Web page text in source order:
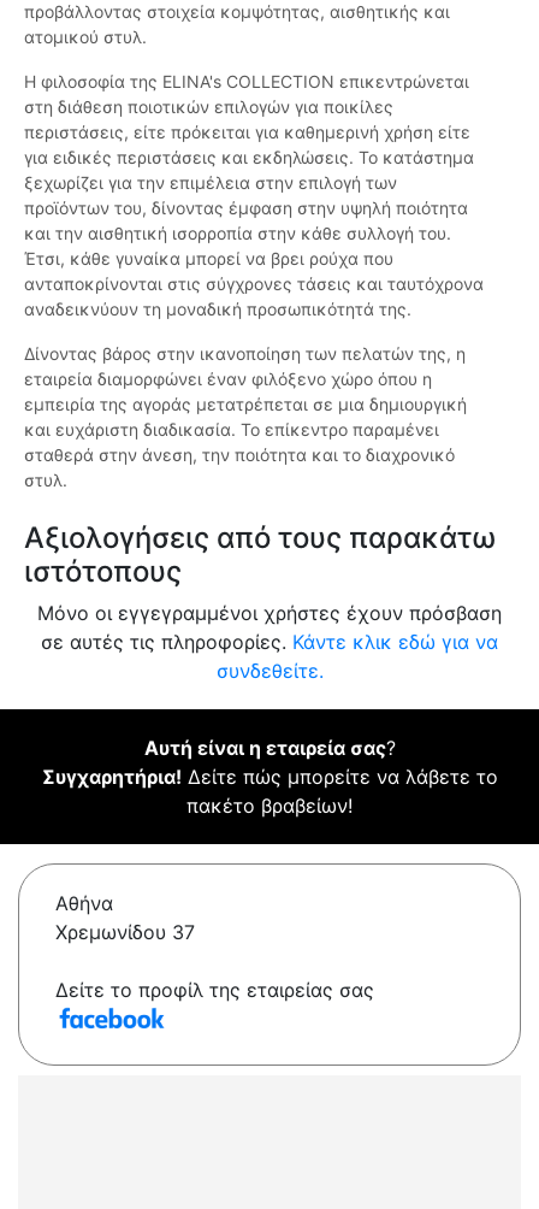
προβάλλοντας στοιχεία κομψότητας, αισθητικής και
ατομικού στυλ.
Η φιλοσοφία της ELINA's COLLECTION επικεντρώνεται
στη διάθεση ποιοτικών επιλογών για ποικίλες
περιστάσεις, είτε πρόκειται για καθημερινή χρήση είτε
για ειδικές περιστάσεις και εκδηλώσεις. Το κατάστημα
ξεχωρίζει για την επιμέλεια στην επιλογή των
προϊόντων του, δίνοντας έμφαση στην υψηλή ποιότητα
και την αισθητική ισορροπία στην κάθε συλλογή του.
Έτσι, κάθε γυναίκα μπορεί να βρει ρούχα που
ανταποκρίνονται στις σύγχρονες τάσεις και ταυτόχρονα
αναδεικνύουν τη μοναδική προσωπικότητά της.
Δίνοντας βάρος στην ικανοποίηση των πελατών της, η
εταιρεία διαμορφώνει έναν φιλόξενο χώρο όπου η
εμπειρία της αγοράς μετατρέπεται σε μια δημιουργική
και ευχάριστη διαδικασία. Το επίκεντρο παραμένει
σταθερά στην άνεση, την ποιότητα και το διαχρονικό
στυλ.
Αξιολογήσεις από τους παρακάτω
ιστότοπους
Μόνο οι εγγεγραμμένοι χρήστες έχουν πρόσβαση
σε αυτές τις πληροφορίες. Κάντε κλικ εδώ για να
συνδεθείτε.
Αυτή είναι η εταιρεία σας?
Συγχαρητήρια! Δείτε πώς μπορείτε να λάβετε το
πακέτο βραβείων!
Αθήνα
Χρεμωνίδου 37
Δείτε το προφίλ της εταιρείας σας